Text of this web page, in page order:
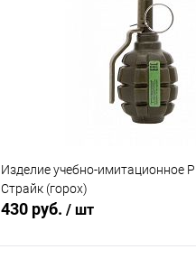
Изделие учебно-имитационное
Страйк (горох)
430 руб. / шт